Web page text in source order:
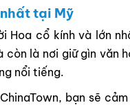
tại Mỹ
Hoa cổ kính và lớn
là nơi giữ gìn văn
nổi tiếng.
bạn sẽ